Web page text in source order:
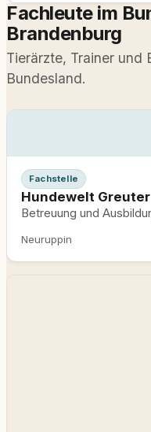
Fachleute im
Brandenburg
Tierärzte, Trainer und
Bundesland.
Fachstelle
Hundewelt Greuter
Betreuung und
Neuruppin